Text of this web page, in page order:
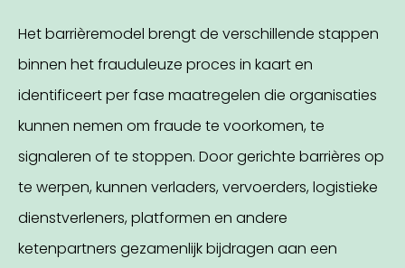
Het barrièremodel brengt de verschillende stappen
binnen het frauduleuze proces in kaart en
identificeert per fase maatregelen die organisaties
kunnen nemen om fraude te voorkomen, te
signaleren of te stoppen. Door gerichte barrières op
te werpen, kunnen verladers, vervoerders, logistieke
dienstverleners, platformen en andere
ketenpartners gezamenlijk bijdragen aan een